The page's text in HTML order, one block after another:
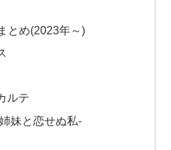
とめ(2023年～)
ルテ
妹と恋せぬ私-